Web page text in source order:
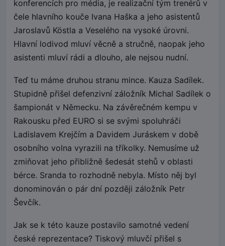
konferencích pro média, je realizační tým trenérů v
čele hlavního kouče Ivana Haška a jeho asistentů
Jaroslavů Köstla a Veselého na vysoké úrovni.
Hlavní lodivod mluví věcně a stručně, naopak jeho
asistenti mluví rádi a dlouho, ale nejsou nudní.
Teď tu máme druhou stranu mince. Kauza Sadílek.
Stupidně přišel defenzivní záložník Michal Sadílek o
šampionát v Německu. Na závěrečném kempu v
Rakousku před EURO si se svými spoluhráči
Ladislavem Krejčím a Davidem Juráskem v době
osobního volna vyrazili na tříkolky. Nemusíme už
zmiňovat jeho přibližně šedesát stehů v oblasti
bérce. Sranda to rozhodně nebyla. Místo něj byl
donominován o pár dní později záložník Petr
Ševčík.
Jak se k této kauze postavilo samotné vedení
české reprezentace? Tiskový mluvčí přišel s